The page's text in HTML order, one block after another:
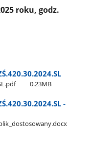
roku, godz.
0.23MB
-